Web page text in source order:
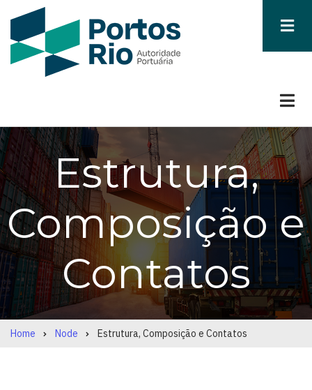
Estrutura,
Composição e
Contatos
Breadcrumb
Home Node Estrutura, Composição e Contatos